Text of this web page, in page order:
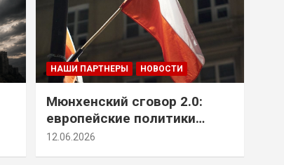
НАШИ ПАРТНЕРЫ НОВОСТИ
Мюнхенский сговор 2.0:
европейские политики
снова растят монстра у
12.06.2026